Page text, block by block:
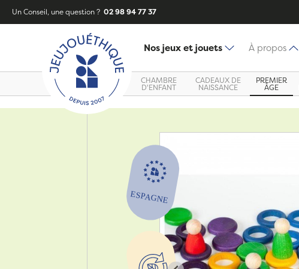
Un Conseil, une question ? 02 98 94 77 37
Nos jeux et jouets À propos
CHAMBRE
D'ENFANT
CADEAUX DE
NAISSANCE
PREMIER
ÂGE